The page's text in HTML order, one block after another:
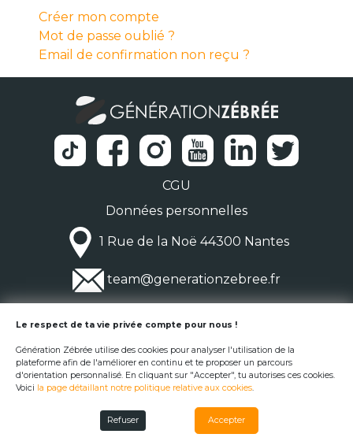
Créer mon compte
Mot de passe oublié ?
Email de confirmation non reçu ?
CGU
Données personnelles
1 Rue de la Noë 44300 Nantes
team@generationzebree.fr
© Génération Zébrée 2026
Le respect de ta vie privée compte pour nous !
Génération Zébrée utilise des cookies pour analyser l'utilisation de la
plateforme afin de l'améliorer en continu et te proposer un parcours
d'orientation personnalisé. En cliquant sur "Accepter", tu autorises ces cookies.
Voici la page détaillant notre politique relative aux cookies.
Refuser Accepter